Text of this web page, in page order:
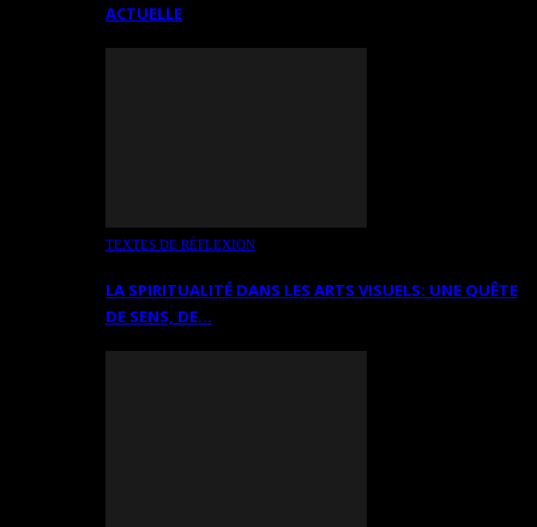
ACTUELLE
TEXTES DE RÉFLEXION
LA SPIRITUALITÉ DANS LES ARTS VISUELS: UNE QUÊTE
DE SENS, DE…